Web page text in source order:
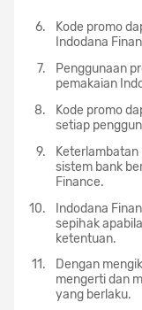
Kode promo
Indodana
Penggunaan
pemakaian
Kode promo
setiap
sistem bank
Finance.
Indodana
sepihak
ketentuan.
Dengan
mengerti dan
yang berlaku.